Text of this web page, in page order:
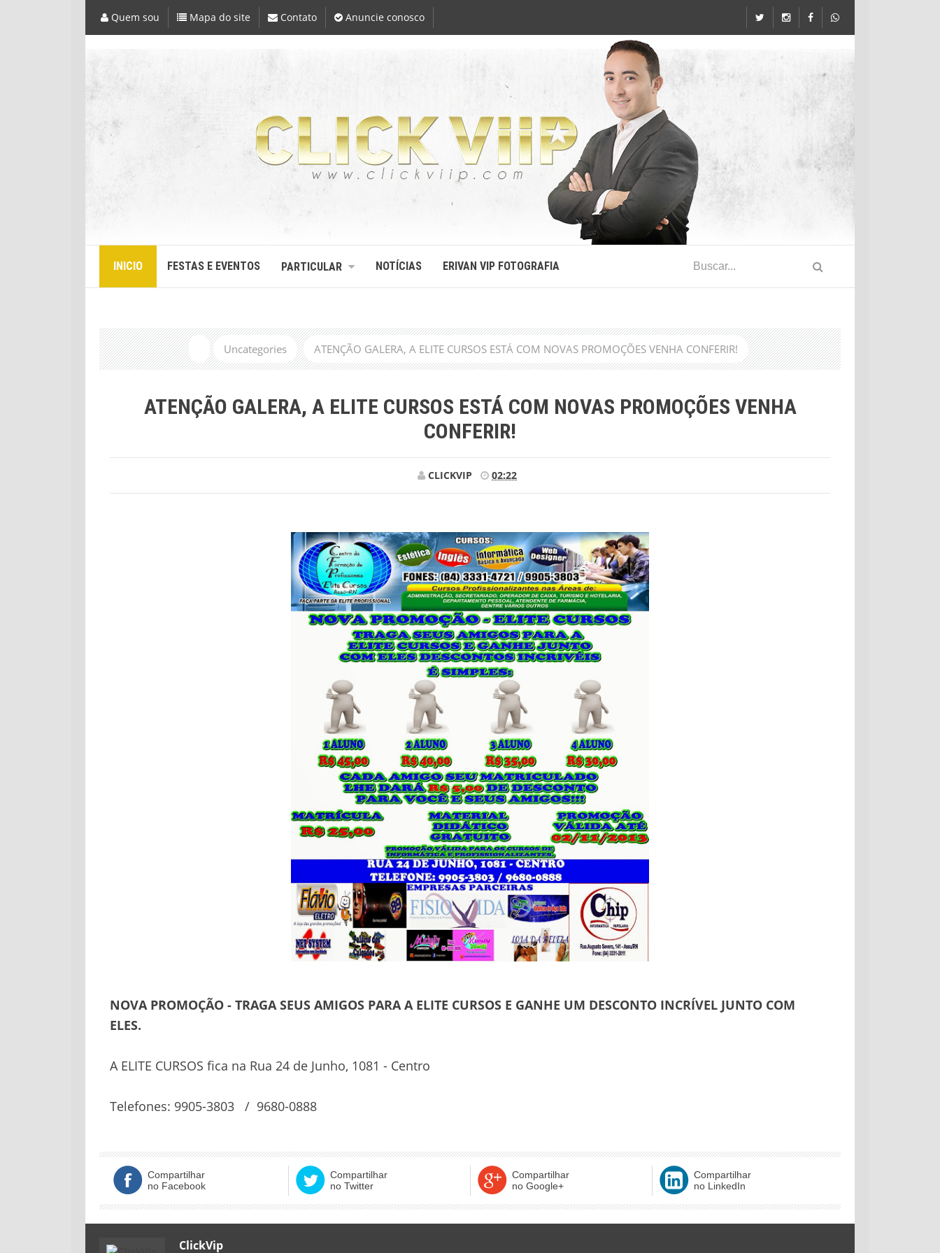
Quem sou Mapa do site Contato Anuncie conosco
INICIO FESTAS E EVENTOS PARTICULAR NOTÍCIAS ERIVAN VIP FOTOGRAFIA
Uncategories ATENÇÃO GALERA, A ELITE CURSOS ESTÁ COM NOVAS PROMOÇÕES VENHA CONFERIR!
ATENÇÃO GALERA, A ELITE CURSOS ESTÁ COM NOVAS PROMOÇÕES VENHA
CONFERIR!
CLICKVIP 02:22
NOVA PROMOÇÃO - TRAGA SEUS AMIGOS PARA A ELITE CURSOS E GANHE UM DESCONTO INCRÍVEL JUNTO COM
ELES.
A ELITE CURSOS fica na Rua 24 de Junho, 1081 - Centro
Telefones: 9905-3803 / 9680-0888
Compartilhar
no Facebook
Compartilhar
no Twitter
Compartilhar
no Google+
Compartilhar
no LinkedIn
ClickVip